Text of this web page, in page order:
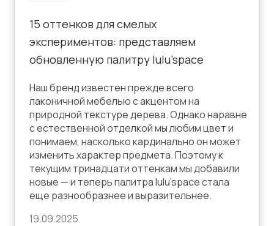
15 оттенков для смелых
экспериментов: представляем
обновленную палитру lulu’space
Наш бренд известен прежде всего
лаконичной мебелью с акцентом на
природной текстуре дерева. Однако наравне
с естественной отделкой мы любим цвет и
понимаем, насколько кардинально он может
изменить характер предмета. Поэтому к
текущим тринадцати оттенкам мы добавили
новые — и теперь палитра lulu’space стала
еще разнообразнее и выразительнее.
19.09.2025